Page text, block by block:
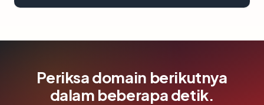
Periksa domain berikutnya
dalam beberapa detik.